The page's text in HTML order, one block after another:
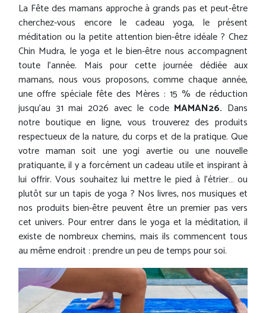
La Fête des mamans approche à grands pas et peut-être
cherchez-vous encore le cadeau yoga, le présent
méditation ou la petite attention bien-être idéale ? Chez
Chin Mudra, le yoga et le bien-être nous accompagnent
toute l’année. Mais pour cette journée dédiée aux
mamans, nous vous proposons, comme chaque année,
une offre spéciale fête des Mères : 15 % de réduction
jusqu’au 31 mai 2026 avec le code MAMAN26. Dans
notre boutique en ligne, vous trouverez des produits
respectueux de la nature, du corps et de la pratique. Que
votre maman soit une yogi avertie ou une nouvelle
pratiquante, il y a forcément un cadeau utile et inspirant à
lui offrir. Vous souhaitez lui mettre le pied à l’étrier… ou
plutôt sur un tapis de yoga ? Nos livres, nos musiques et
nos produits bien-être peuvent être un premier pas vers
cet univers. Pour entrer dans le yoga et la méditation, il
existe de nombreux chemins, mais ils commencent tous
au même endroit : prendre un peu de temps pour soi.